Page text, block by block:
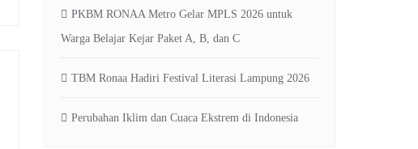
PKBM RONAA Metro Gelar MPLS 2026 untuk
Warga Belajar Kejar Paket A, B, dan C
TBM Ronaa Hadiri Festival Literasi Lampung 2026
Perubahan Iklim dan Cuaca Ekstrem di Indonesia